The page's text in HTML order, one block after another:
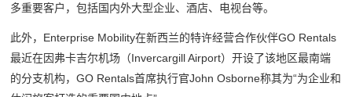
多重要客户，包括国内外大型企业、酒店、电视台等。
此外，Enterprise Mobility在新西兰的特许经营合作伙伴GO Rentals
最近在因弗卡吉尔机场（Invercargill Airport）开设了该地区最南端
的分支机构，GO Rentals首席执行官John Osborne称其为“为企业和